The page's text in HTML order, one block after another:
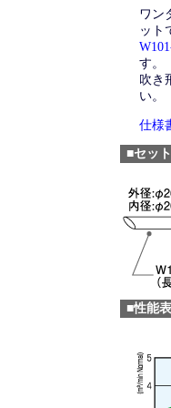
ワン
ット
す。
吹き
い。
仕様
■セッ
■性能表